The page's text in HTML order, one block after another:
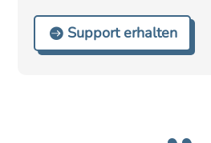
Support erhalten